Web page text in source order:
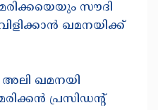
സൗദി
ഖമനയിക്ക്
ഖമനയി
പ്രസിഡൻ്റ്